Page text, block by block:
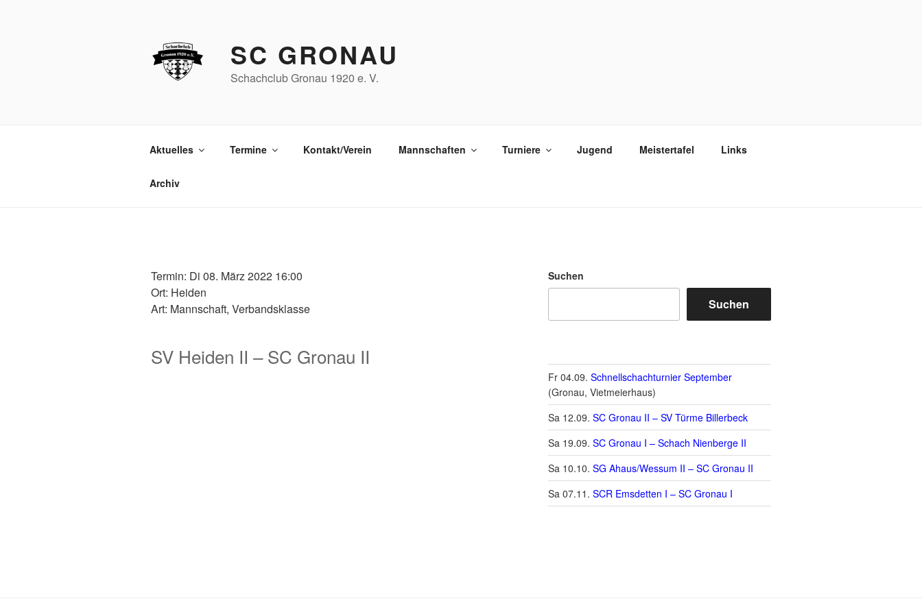
SC GRONAU
Schachclub Gronau 1920 e. V.
Aktuelles Termine Kontakt/Verein Mannschaften Turniere Jugend Meistertafel Links
Archiv
Termin: Di 08. März 2022 16:00
Ort: Heiden
Art: Mannschaft, Verbandsklasse
SV Heiden II – SC Gronau II
Suchen
Suchen
Fr 04.09. Schnellschachturnier September
(Gronau, Vietmeierhaus)
Sa 12.09. SC Gronau II – SV Türme Billerbeck
Sa 19.09. SC Gronau I – Schach Nienberge II
Sa 10.10. SG Ahaus/Wessum II – SC Gronau II
Sa 07.11. SCR Emsdetten I – SC Gronau I